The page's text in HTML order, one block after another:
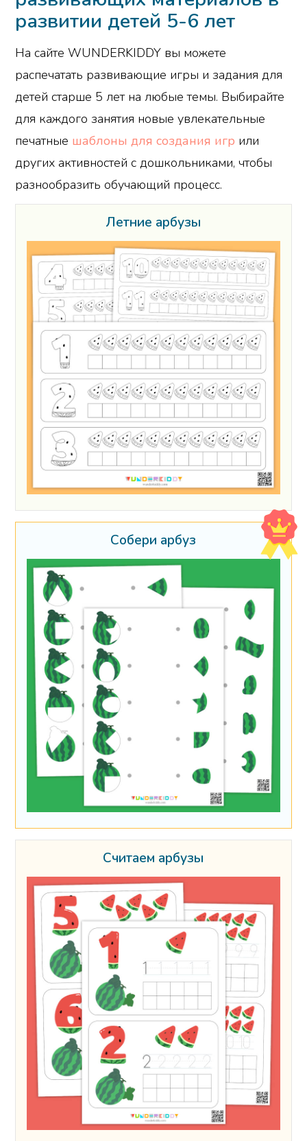
развитии детей 5-6 лет
На сайте WUNDERKIDDY вы можете
распечатать развивающие игры и задания для
детей старше 5 лет на любые темы. Выбирайте
для каждого занятия новые увлекательные
печатные шаблоны для создания игр или
других активностей с дошкольниками, чтобы
разнообразить обучающий процесс.
Летние арбузы
Собери арбуз
Считаем арбузы